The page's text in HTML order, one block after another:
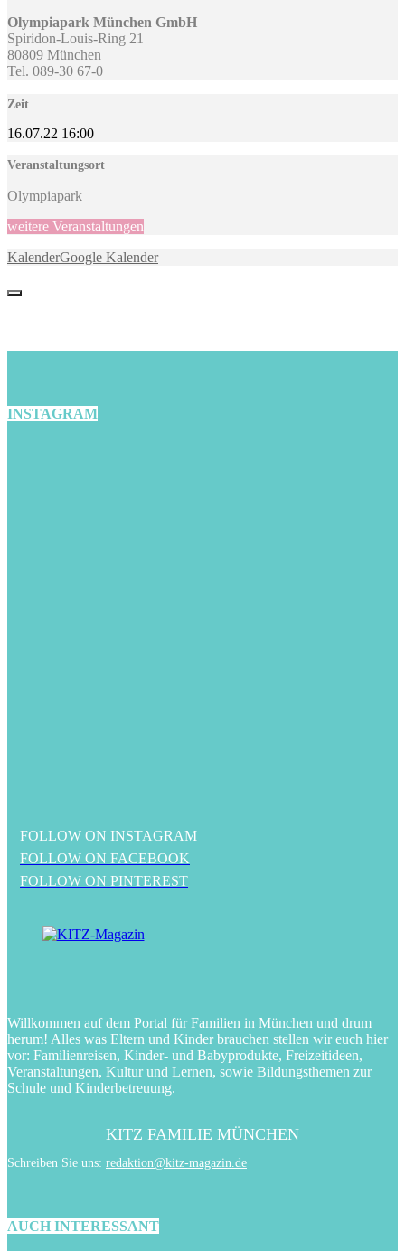
Olympiapark München GmbH
Spiridon-Louis-Ring 21
80809 München
Tel. 089-30 67-0
Zeit
16.07.22 16:00
Veranstaltungsort
Olympiapark
weitere Veranstaltungen
KalenderGoogle Kalender
INSTAGRAM
FOLLOW ON INSTAGRAM
FOLLOW ON FACEBOOK
FOLLOW ON PINTEREST
Willkommen auf dem Portal für Familien in München und drum
herum! Alles was Eltern und Kinder brauchen stellen wir euch hier
vor: Familienreisen, Kinder- und Babyprodukte, Freizeitideen,
Veranstaltungen, Kultur und Lernen, sowie Bildungsthemen zur
Schule und Kinderbetreuung.
KITZ FAMILIE MÜNCHEN
Schreiben Sie uns: redaktion@kitz-magazin.de
AUCH INTERESSANT